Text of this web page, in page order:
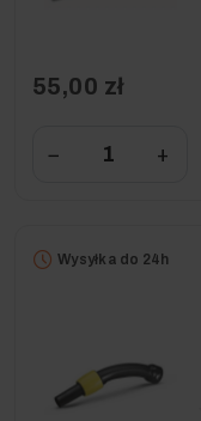
55,00 zł
− +
Wysyłka do 24h